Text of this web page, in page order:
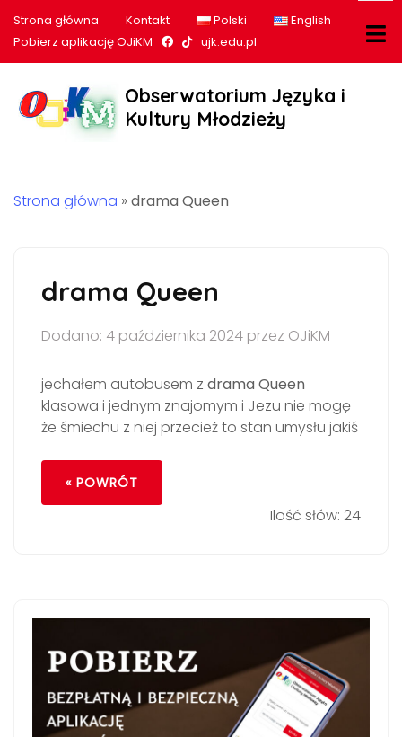
Strona główna Kontakt Polski
English
Pobierz aplikację OJiKM
Nasz profil na Facebook
Nasz profil na tiktok
ujk.edu.pl
Obserwatorium Języka i
Kultury Młodzieży
Strona główna » drama Queen
drama Queen
Dodano: 4 października 2024 przez OJiKM
jechałem autobusem z drama Queen
klasowa i jednym znajomym i Jezu nie mogę
że śmiechu z niej przecież to stan umysłu jakiś
« POWRÓT
Ilość słów: 24